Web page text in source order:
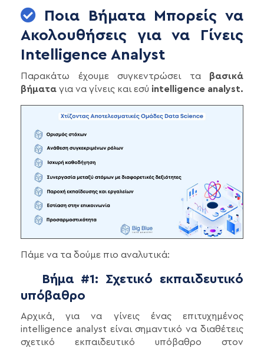
Ποια Βήματα Μπορείς να
Ακολουθήσεις για να Γίνεις
Intelligence Analyst
Παρακάτω έχουμε συγκεντρώσει τα βασικά
βήματα για να γίνεις και εσύ intelligence analyst.
Πάμε να τα δούμε πιο αναλυτικά:
Βήμα #1: Σχετικό εκπαιδευτικό
υπόβαθρο
Αρχικά, για να γίνεις ένας επιτυχημένος
intelligence analyst είναι σημαντικό να διαθέτεις
σχετικό εκπαιδευτικό υπόβαθρο στον